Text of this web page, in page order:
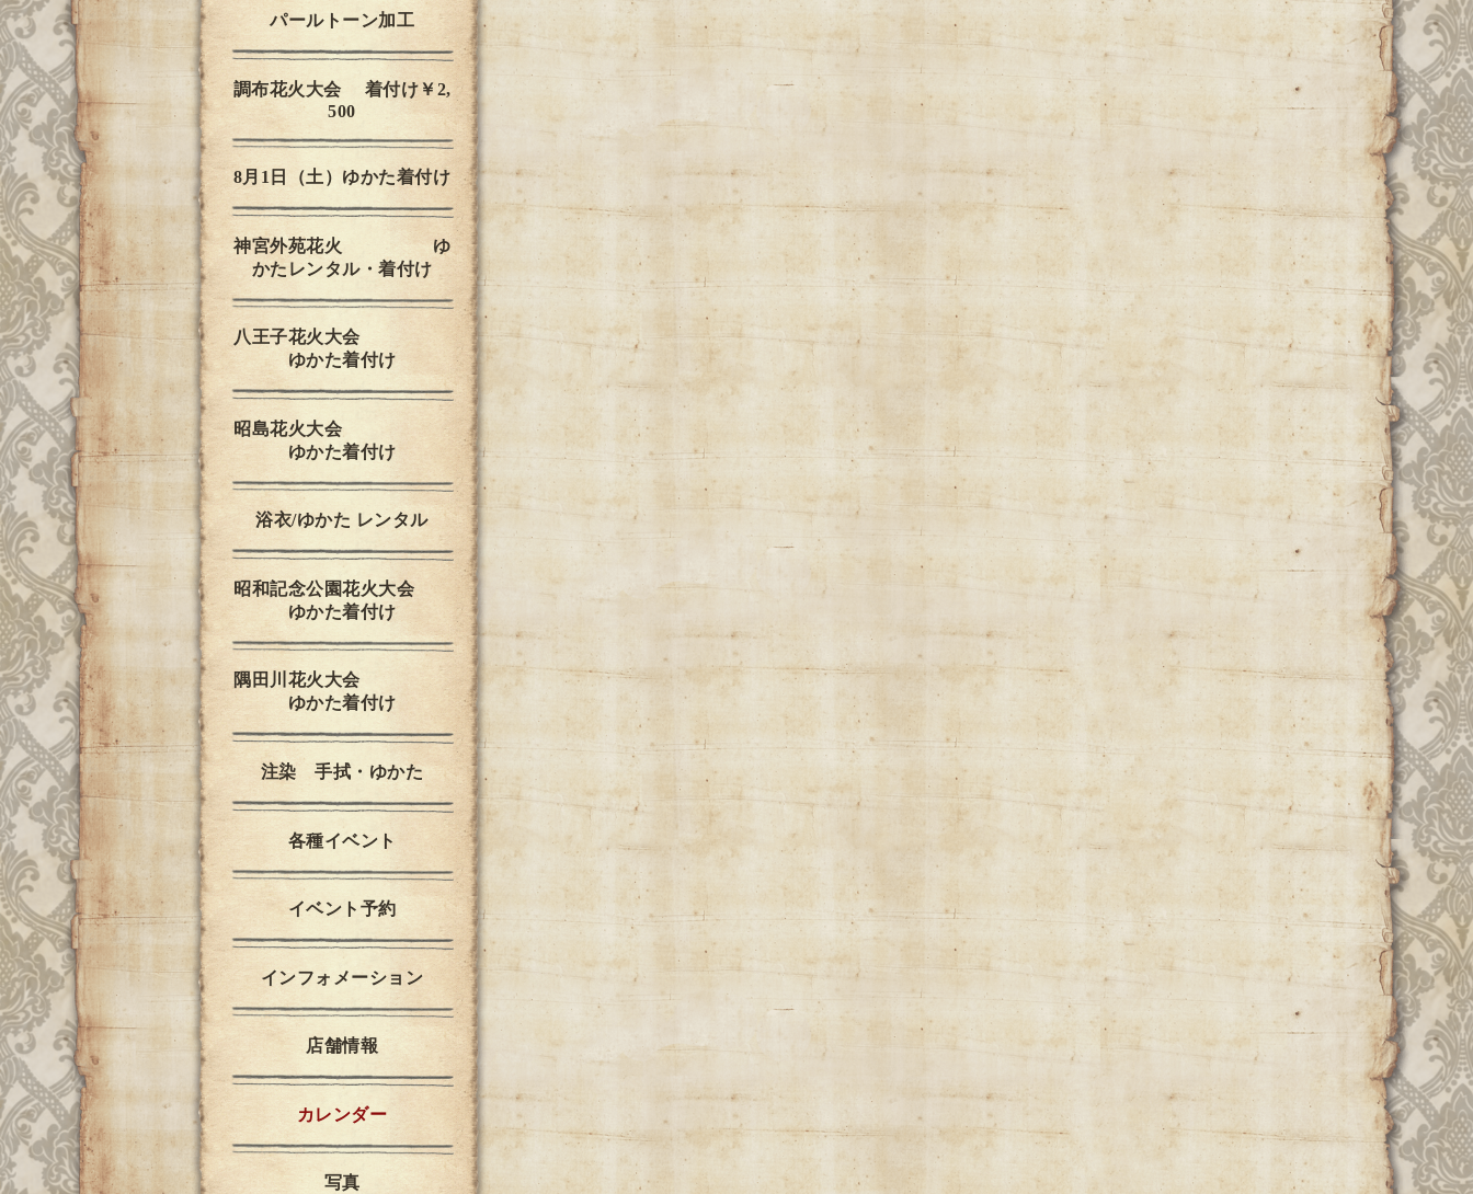
パールトーン加工
調布花火大会 着付け￥2,
500
8月1日（土）ゆかた着付け
神宮外苑花火 ゆ
かたレンタル・着付け
八王子花火大会
ゆかた着付け
昭島花火大会
ゆかた着付け
浴衣/ゆかた レンタル
昭和記念公園花火大会
ゆかた着付け
隅田川花火大会
ゆかた着付け
注染 手拭・ゆかた
各種イベント
イベント予約
インフォメーション
店舗情報
カレンダー
写真